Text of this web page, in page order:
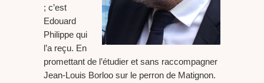
; c’est
Edouard
Philippe qui
l’a reçu. En
promettant de l’étudier et sans raccompagner
Jean-Louis Borloo sur le perron de Matignon.